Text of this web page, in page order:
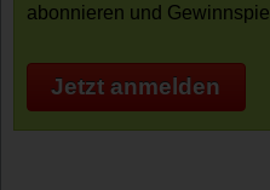
abonnieren und
Jetzt anmelden